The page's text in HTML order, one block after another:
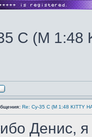
Re: Су-35 С (М 1:48 KITTY
Денис,